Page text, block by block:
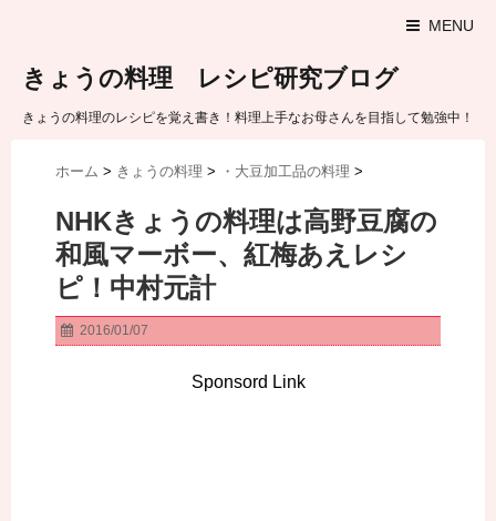
MENU
きょうの料理 レシピ研究ブログ
きょうの料理のレシピを覚え書き！料理上手なお母さんを目指して勉強中！
ホーム > きょうの料理 > ・大豆加工品の料理 >
NHKきょうの料理は高野豆腐の
和風マーボー、紅梅あえレシ
ピ！中村元計
2016/01/07
Sponsord Link